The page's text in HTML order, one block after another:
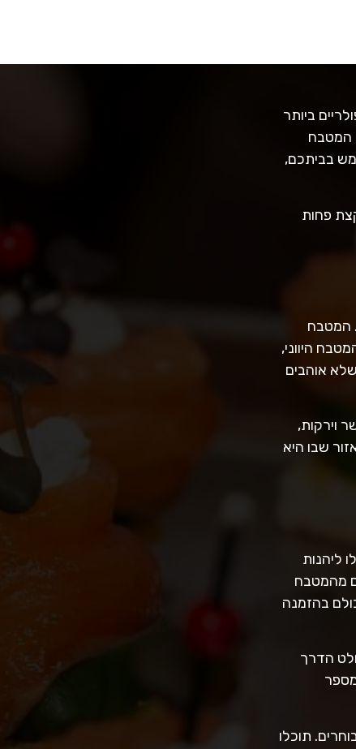
ביותר
המטבח
בביתכם,
פחות
המטבח
היווני,
אוהבים
וירקות,
שבו היא
ליהנות
מהמטבח
בהזמנה
הדרך
תוכלו